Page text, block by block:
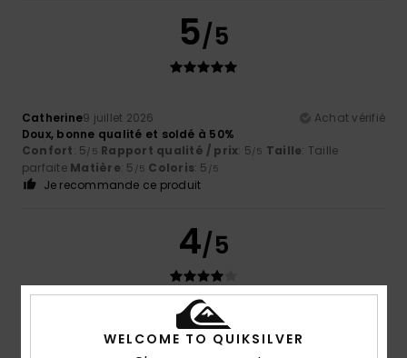
5/5
Catherine9 juillet 2026
Achat vérifié
Doux, bonne qualité et soldé à 50%
Confort: 5/5 Rapport qualité / prix: 5/5 Taille: Taille
parfaite Matière: 5 /5 Coloris: 5 /5
Je recommande ce produit
4/5
à un prix raisonnableWELCOME TO QUIKSILVER